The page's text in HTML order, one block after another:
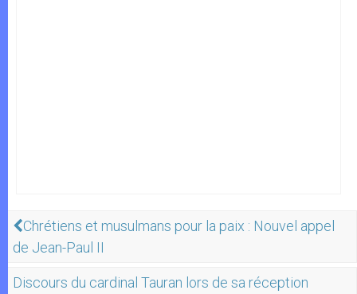
Chrétiens et musulmans pour la paix : Nouvel appel
de Jean-Paul II
Discours du cardinal Tauran lors de sa réception